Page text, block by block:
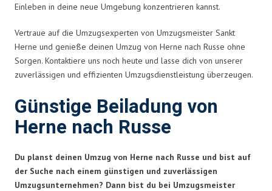
Einleben in deine neue Umgebung konzentrieren kannst.
Vertraue auf die Umzugsexperten von Umzugsmeister Sankt
Herne und genieße deinen Umzug von Herne nach Russe ohne
Sorgen. Kontaktiere uns noch heute und lasse dich von unserer
zuverlässigen und effizienten Umzugsdienstleistung überzeugen.
Günstige Beiladung von
Herne nach Russe
Du planst deinen Umzug von Herne nach Russe und bist auf
der Suche nach einem günstigen und zuverlässigen
Umzugsunternehmen? Dann bist du bei Umzugsmeister